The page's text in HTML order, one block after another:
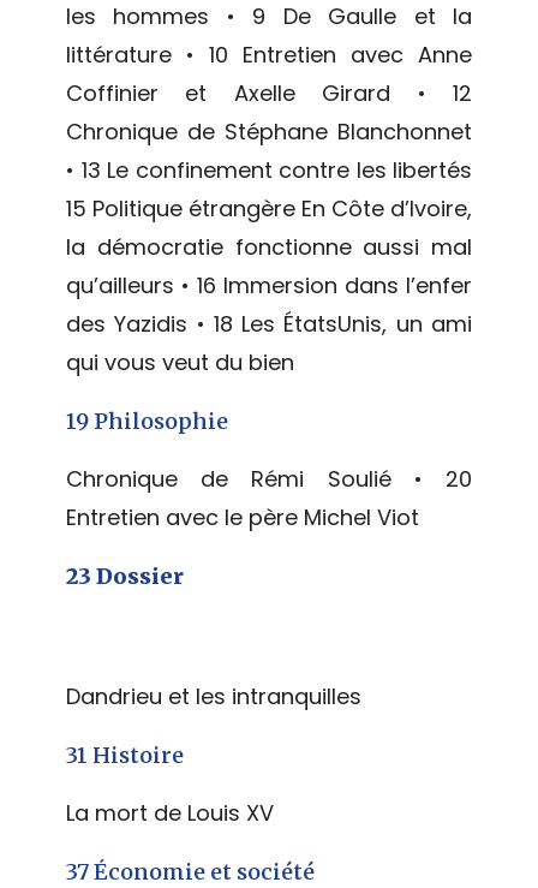
les hommes • 9 De Gaulle et la
littérature • 10 Entretien avec Anne
Coffinier et Axelle Girard • 12
Chronique de Stéphane Blanchonnet
• 13 Le confinement contre les libertés
15 Politique étrangère En Côte d’Ivoire,
la démocratie fonctionne aussi mal
qu’ailleurs • 16 Immersion dans l’enfer
des Yazidis • 18 Les États­Unis, un ami
qui vous veut du bien
19 Philosophie
Chronique de Rémi Soulié • 20
Entretien avec le père Michel Viot
23 Dossier
Dandrieu et les intranquilles
31 Histoire
La mort de Louis XV
37 Économie et société